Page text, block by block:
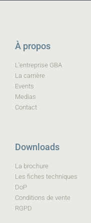
À propos
L'entreprise GBA
La carrière
Events
Medias
Contact
Downloads
La brochure
Les fiches techniques
DoP
Conditions de vente
RGPD